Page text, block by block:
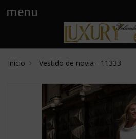
menu
Inicio Vestido de novia - 11333